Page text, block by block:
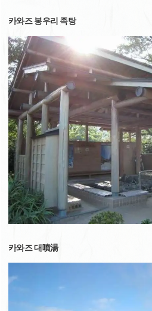
카와즈 봉우리 족탕
카와즈 대噴湯